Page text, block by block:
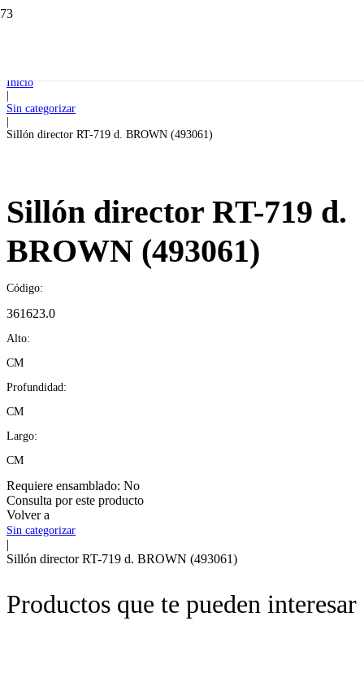
Inicio
Sin categorizar
Sillón director RT-719 d. BROWN (493061)
Sillón director RT-719 d.
BROWN (493061)
Código:
361623.0
Alto:
CM
Profundidad:
CM
Largo:
CM
Requiere ensamblado: No
Consulta por este producto
Volver a
Sin categorizar
|
Sillón director RT-719 d. BROWN (493061)
Productos que te pueden interesar